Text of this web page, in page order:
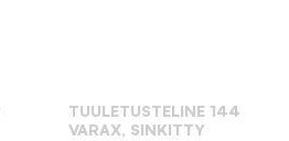
TUULETUSTELINE 144
VARAX, SINKITTY